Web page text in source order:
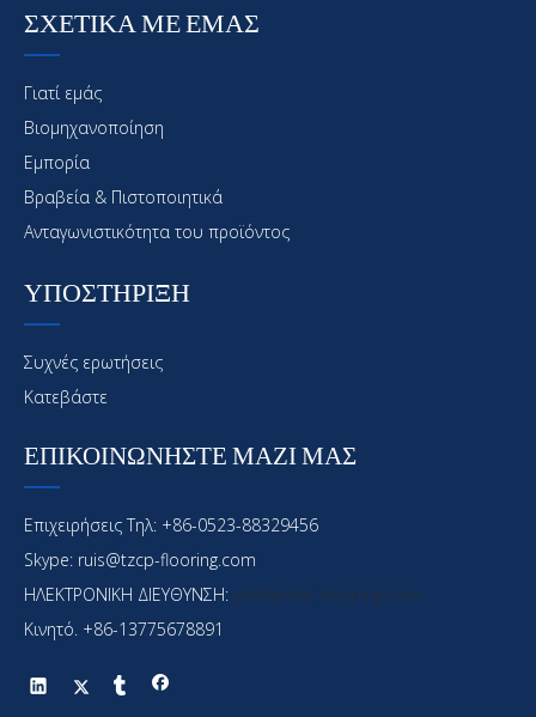
ΣΧΕΤΙΚΑ ΜΕ ΕΜΑΣ
Γιατί εμάς
Βιομηχανοποίηση
Εμπορία
Βραβεία & Πιστοποιητικά
Ανταγωνιστικότητα του προϊόντος
ΥΠΟΣΤΗΡΙΞΗ
Συχνές ερωτήσεις
Κατεβάστε
ΕΠΙΚΟΙΝΩΝΗΣΤΕ ΜΑΖΙ ΜΑΣ
Επιχειρήσεις Τηλ: +86-0523-88329456
Skype: ruis@tzcp-flooring.com
ΗΛΕΚΤΡΟΝΙΚΗ ΔΙΕΥΘΥΝΣΗ: yu@qinhai-shipping.com
Κινητό. +86-13775678891